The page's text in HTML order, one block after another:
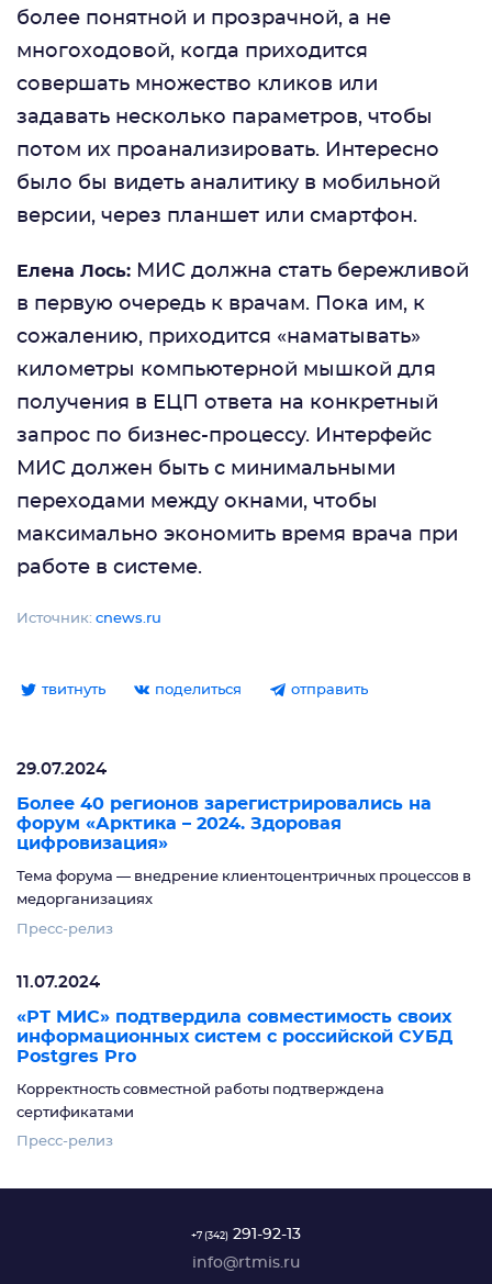
более понятной и прозрачной, а не
многоходовой, когда приходится
совершать множество кликов или
задавать несколько параметров, чтобы
потом их проанализировать. Интересно
было бы видеть аналитику в мобильной
версии, через планшет или смартфон.
Елена Лось: МИС должна стать бережливой
в первую очередь к врачам. Пока им, к
сожалению, приходится «наматывать»
километры компьютерной мышкой для
получения в ЕЦП ответа на конкретный
запрос по бизнес-процессу. Интерфейс
МИС должен быть с минимальными
переходами между окнами, чтобы
максимально экономить время врача при
работе в системе.
Источник: cnews.ru
твитнуть поделиться отправить
29.07.2024
Более 40 регионов зарегистрировались на
форум «Арктика – 2024. Здоровая
цифровизация»
Тема форума — внедрение клиентоцентричных процессов в
медорганизациях
Пресс-релиз
11.07.2024
«РТ МИС» подтвердила совместимость своих
информационных систем с российской СУБД
Postgres Pro
Корректность совместной работы подтверждена
сертификатами
Пресс-релиз
+7 (342) 291-92-13
info@rtmis.ru